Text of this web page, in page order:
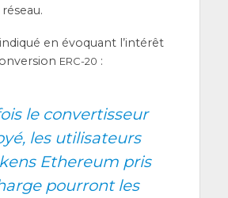
indi­qué en évo­quant l’in­té­rêt
ERC-20 :
le conver­tis­seur
les uti­li­sa­teurs
Ethe­reum pris
pour­ront les